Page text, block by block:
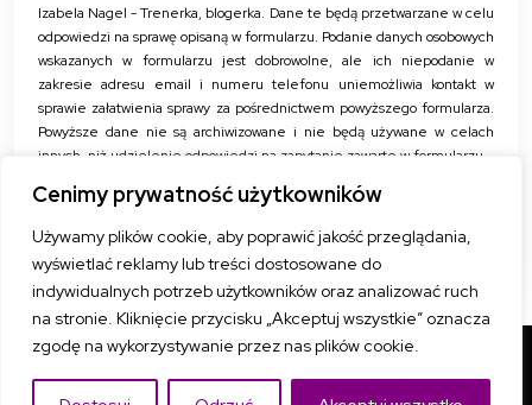
Cenimy prywatność użytkowników
Używamy plików cookie, aby poprawić jakość przeglądania,
wyświetlać reklamy lub treści dostosowane do
indywidualnych potrzeb użytkowników oraz analizować ruch
na stronie. Kliknięcie przycisku „Akceptuj wszystkie” oznacza
zgodę na wykorzystywanie przez nas plików cookie.
Izabela Nagel - Trenerka, blogerka. Dane te będą przetwarzane w celu
odpowiedzi na sprawę opisaną w formularzu. Podanie danych osobowych
wskazanych w formularzu jest dobrowolne, ale ich niepodanie w
zakresie adresu email i numeru telefonu uniemożliwia kontakt w
sprawie załatwienia sprawy za pośrednictwem powyższego formularza.
Powyższe dane nie są archiwizowane i nie będą używane w celach
innych, niż udzielenie odpowiedzi na zapytanie zawarte w formularzu.
WYŚLIJ ZAPYTANIE
Copyright © 2025 home-fit.pl All rights reserved. Design by D&B